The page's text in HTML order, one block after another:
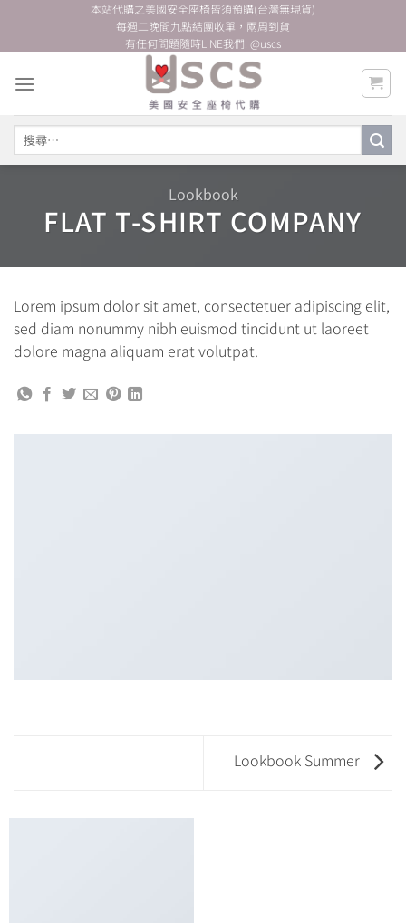
content
本站代購之美國安全座椅皆須預購(台灣無現貨)
每週二晚間九點結團收單，兩周到貨
有任何問題隨時LINE我們: @uscs
關
Lookbook
FLAT T-SHIRT COMPANY
Lorem ipsum dolor sit amet, consectetuer adipiscing elit,
sed diam nonummy nibh euismod tincidunt ut laoreet
dolore magna aliquam erat volutpat.
Lookbook Summer